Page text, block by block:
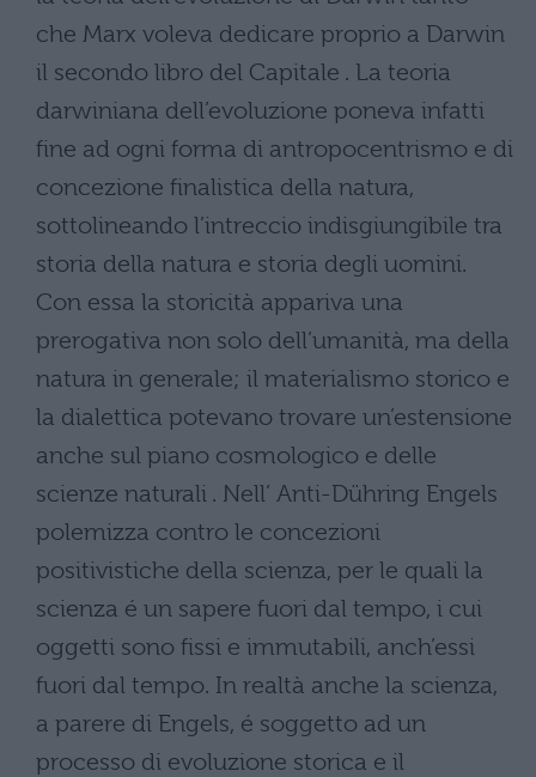
che Marx voleva dedicare proprio a Darwin
il secondo libro del Capitale . La teoria
darwiniana dell’evoluzione poneva infatti
fine ad ogni forma di antropocentrismo e di
concezione finalistica della natura,
sottolineando l’intreccio indisgiungibile tra
storia della natura e storia degli uomini.
Con essa la storicità appariva una
prerogativa non solo dell’umanità, ma della
natura in generale; il materialismo storico e
la dialettica potevano trovare un’estensione
anche sul piano cosmologico e delle
scienze naturali . Nell’ Anti-Dühring Engels
polemizza contro le concezioni
positivistiche della scienza, per le quali la
scienza é un sapere fuori dal tempo, i cui
oggetti sono fissi e immutabili, anch’essi
fuori dal tempo. In realtà anche la scienza,
a parere di Engels, é soggetto ad un
processo di evoluzione storica e il